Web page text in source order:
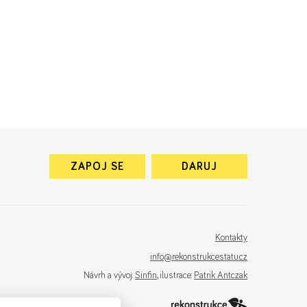
ZAPOJ SE DARUJ
Kontakty
info@rekonstrukcestatu.cz
Návrh a vývoj: Sinfin, ilustrace: Patrik Antczak